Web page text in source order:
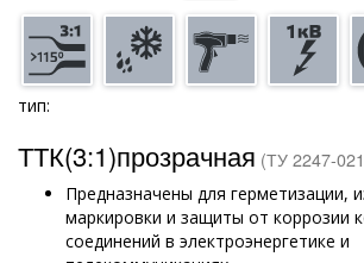
тип:
ТТК(3:1)прозрачная (ТУ 2247-
Предназначены для герметизации,
маркировки и защиты от коррозии
соединений в электроэнергетике и